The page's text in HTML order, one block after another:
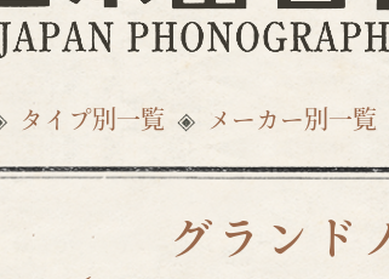
タイプ別一覧 メーカー別一覧
グランド